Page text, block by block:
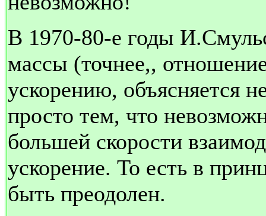
В 1970-80-е годы
массы (точнее,,
ускорению, объясняется
просто тем, что
большей скорости
ускорение. То есть в
быть преодолен.